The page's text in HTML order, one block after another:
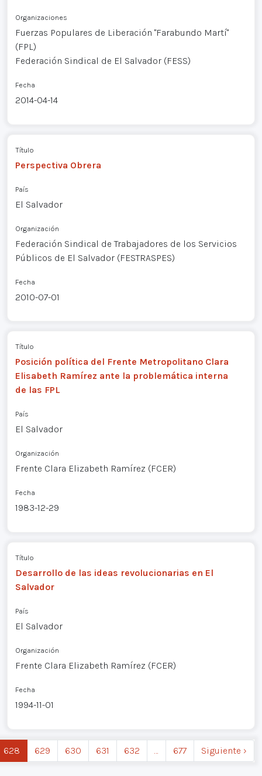
Organizaciones
Fuerzas Populares de Liberación "Farabundo Martí"
(FPL)
Federación Sindical de El Salvador (FESS)
Fecha
2014-04-14
Título
Perspectiva Obrera
País
El Salvador
Organización
Federación Sindical de Trabajadores de los Servicios
Públicos de El Salvador (FESTRASPES)
Fecha
2010-07-01
Título
Posición política del Frente Metropolitano Clara
Elisabeth Ramírez ante la problemática interna
de las FPL
País
El Salvador
Organización
Frente Clara Elizabeth Ramírez (FCER)
Fecha
1983-12-29
Título
Desarrollo de las ideas revolucionarias en El
Salvador
País
El Salvador
Organización
Frente Clara Elizabeth Ramírez (FCER)
Fecha
1994-11-01
628 629 630 631 632 677 Siguiente ›